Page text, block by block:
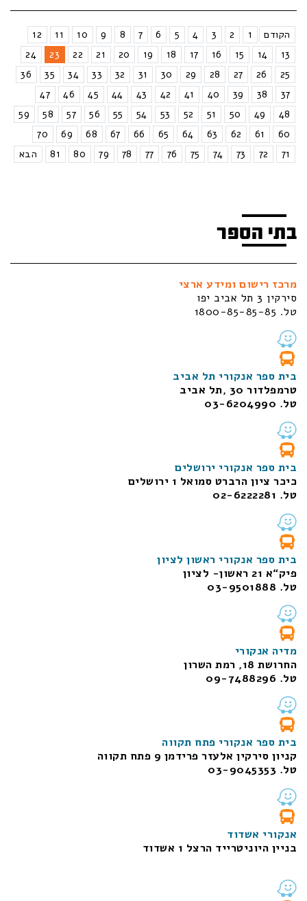
הקודם 1
2
3
4
5
6
7
8
9
10
11
12
13
14
15
16
17
18
19
20
21
22
23
24
25
26
27
28
29
30
31
32
33
34
35
36
37
38
39
40
41
42
43
44
45
46
47
48
49
50
51
52
53
54
55
56
57
58
59
60
61
62
63
64
65
66
67
68
69
70
71
72
73
74
75
76
77
78
79
80
81 הבא
בתי הספר
מרכז רישום ומידע ארצי
סירקין 3 תל אביב יפו
טל. 1800-85-85-85
בית ספר אנקורי תל אביב
טרמפלדור 30 ,תל אביב
טל. 03-6204990
בית ספר אנקורי ירושלים
כיכר ציון הרברט סמואל 1
ירושלים
טל. 02-6222281
בית ספר אנקורי ראשון לציון
פיק“א 21 ראשון- לציון
טל. 03-9501888
מדיה אנקורי
החרושת 18, רמת השרון
טל. 09-7488296
בית ספר אנקורי פתח תקווה
קניון סירקין אלעזר פרידמן 9 פתח תקווה
טל. 03-9045353
אנקורי אשדוד
בניין היוניטרייד הרצל 1 אשדוד